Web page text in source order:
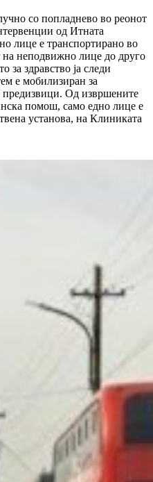
со попладнево во реонот
од Итната
лице е транспортирано во
неподвижно лице до друго
за здравство ја следи
е мобилизиран за
предизвици. Од извршените
помош, само едно лице е
установа, на Клиниката